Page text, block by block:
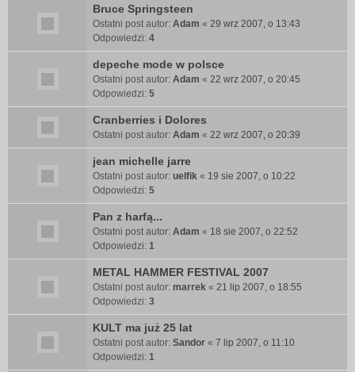
Bruce Springsteen
Ostatni post autor: Adam « 29 wrz 2007, o 13:43
Odpowiedzi: 4
depeche mode w polsce
Ostatni post autor: Adam « 22 wrz 2007, o 20:45
Odpowiedzi: 5
Cranberries i Dolores
Ostatni post autor: Adam « 22 wrz 2007, o 20:39
jean michelle jarre
Ostatni post autor: uelfik « 19 sie 2007, o 10:22
Odpowiedzi: 5
Pan z harfą...
Ostatni post autor: Adam « 18 sie 2007, o 22:52
Odpowiedzi: 1
METAL HAMMER FESTIVAL 2007
Ostatni post autor: marrek « 21 lip 2007, o 18:55
Odpowiedzi: 3
KULT ma już 25 lat
Ostatni post autor: Sandor « 7 lip 2007, o 11:10
Odpowiedzi: 1